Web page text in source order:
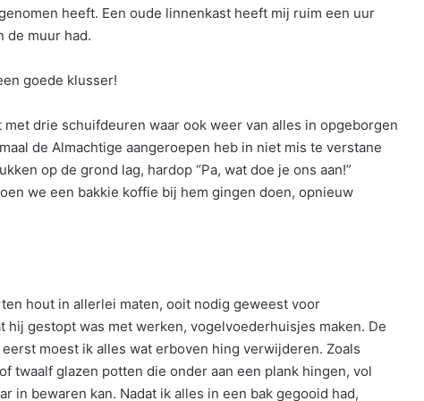
heeft. Een oude linnenkast heeft mij ruim een uur
de muur had.
goede klusser!
drie schuifdeuren waar ook weer van alles in opgeborgen
de Almachtige aangeroepen heb in niet mis te verstane
op de grond lag, hardop “Pa, wat doe je ons aan!”
we een bakkie koffie bij hem gingen doen, opnieuw
hout in allerlei maten, ooit nodig geweest voor
gestopt was met werken, vogelvoederhuisjes maken. De
moest ik alles wat erboven hing verwijderen. Zoals
twaalf glazen potten die onder aan een plank hingen, vol
in bewaren kan. Nadat ik alles in een bak gegooid had,